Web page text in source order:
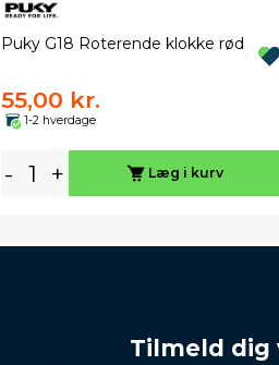
Puky G18 Roterende klokke rød
55,00 kr.
1-2 hverdage
- + Læg i kurv
Tilmeld dig